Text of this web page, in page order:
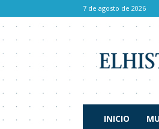
7 de agosto de 2026
Historiador
INICIO